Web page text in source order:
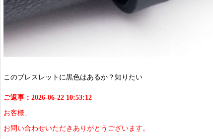
このブレスレットに黒色はあるか？知りたい
ご返事：2026-06-22 10:53:12
お客様、
お問い合わせいただきありがとうございます。